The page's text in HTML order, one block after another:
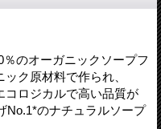
のオーガニックソープフ
ク原材料で作られ、
コロジカルで高い品質が
No.1*のナチュラルソープ